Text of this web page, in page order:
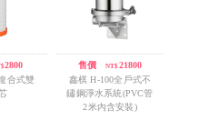
2800
合式雙
售價 /NT$21800
鑫棋 H-100全戶式不
鏽鋼淨水系統(PVC管
2米內含安裝)